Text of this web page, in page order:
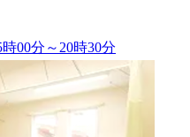
00分～20時30分